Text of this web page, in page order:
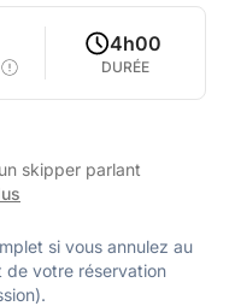
4h00
DURÉE
skipper parlant
si vous annulez au
de votre réservation